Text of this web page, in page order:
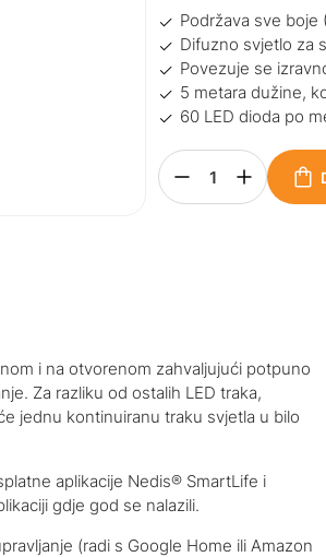
Podržava sve boje
Difuzno svjetlo za
Povezuje se
5 metara dužine,
60 LED dioda po
i na otvorenom zahvaljujući potpuno
Za razliku od ostalih LED traka,
jednu kontinuiranu traku svjetla u bilo
aplikacije Nedis® SmartLife i
gdje god se nalazili.
(radi s Google Home ili Amazon